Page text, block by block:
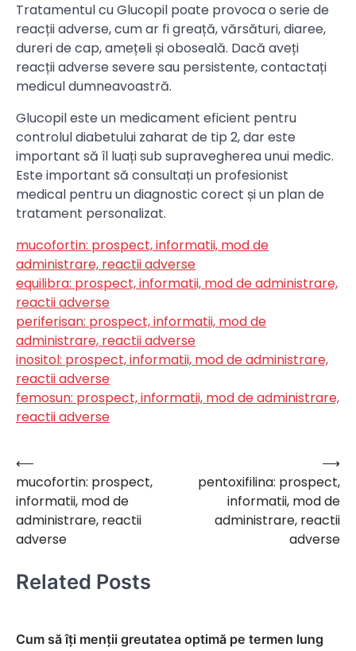
Tratamentul cu Glucopil poate provoca o serie de
reacții adverse, cum ar fi greață, vărsături, diaree,
dureri de cap, amețeli și oboseală. Dacă aveți
reacții adverse severe sau persistente, contactați
medicul dumneavoastră.
Glucopil este un medicament eficient pentru
controlul diabetului zaharat de tip 2, dar este
important să îl luați sub supravegherea unui medic.
Este important să consultați un profesionist
medical pentru un diagnostic corect și un plan de
tratament personalizat.
mucofortin: prospect, informatii, mod de
administrare, reactii adverse
equilibra: prospect, informatii, mod de administrare,
reactii adverse
periferisan: prospect, informatii, mod de
administrare, reactii adverse
inositol: prospect, informatii, mod de administrare,
reactii adverse
femosun: prospect, informatii, mod de administrare,
reactii adverse
Navigare
în
articole
⟵
mucofortin: prospect,
informatii, mod de
administrare, reactii
adverse
pentoxifilina: prospect,
informatii, mod de
administrare, reactii
adverse
⟶
Related Posts
Cum să îți menții greutatea optimă pe termen lung